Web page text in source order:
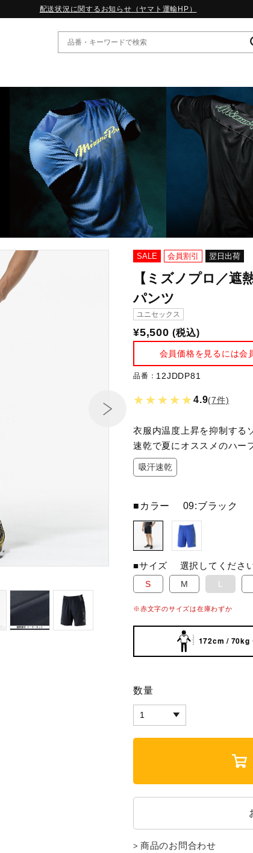
配送状況に関するお知らせ（ヤマト運輸HP）
WP13.2｜特集
MORELIA LS｜特集
W.PROPHECY1｜特集
WP MAGIC MITA｜特集
WP STRAP｜特集
スペシャルカラーパック｜特集
WP STRAP 2｜特集
マーガレット・ハウエル｜特集
KICKS & ECHO｜特集
SALE 会員割引 翌日出荷
【ミズノプロ／遮
パンツ
ユニセックス
¥5,500 (税込)
会員価格を見るには会
品番： 12JDDP81
★★★★★4.9(7件)
衣服内温度上昇を抑制する
速乾で夏にオススメのハー
吸汗速乾
■カラー 09:ブラック
■サイズ 選択してくださ
S M L
※赤文字のサイズは在庫わずか
172cm / 70kg
数量
商品のお問合わせ